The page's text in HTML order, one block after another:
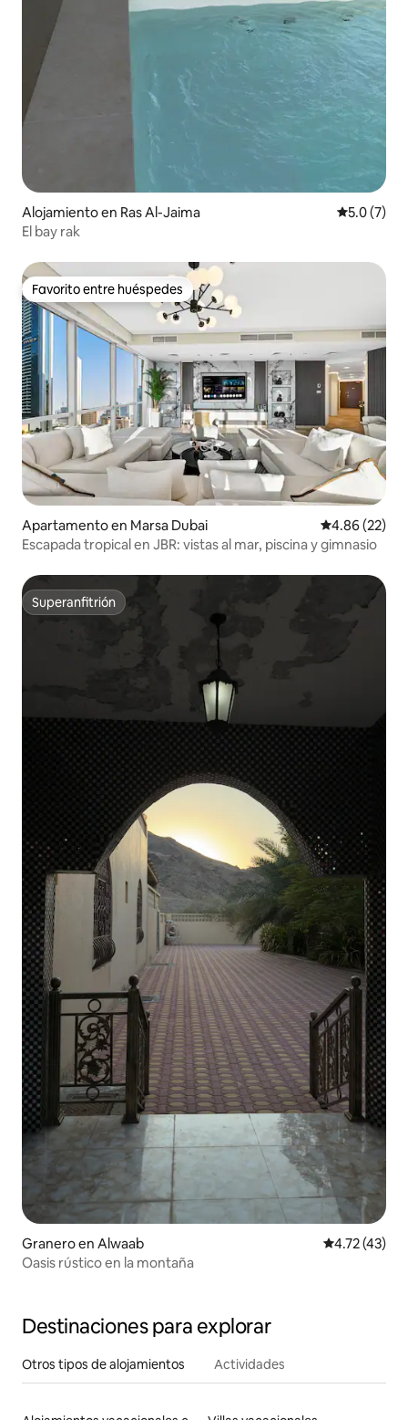
Alojamiento en Ras Al-Jaima
5.0 (7)
El bay rak
Favorito entre huéspedes
Favorito entre huéspedes
Apartamento en Marsa Dubai Calificación
4.86 (22)
Escapada tropical en JBR: vistas al mar, piscina y gimnasio
Superanfitrión
Superanfitrión
Granero en Alwaab Calificación
4.72 (43)
Oasis rústico en la montaña
Destinaciones para explorar
Otros tipos de alojamientos Actividades